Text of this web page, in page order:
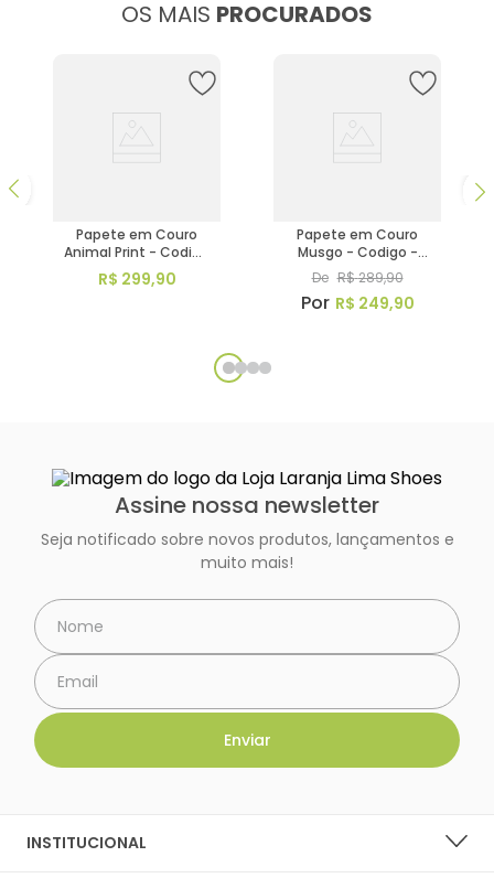
OS MAIS PROCURADOS
Papete em Couro
Animal Print - Codigo
- 156043
R$ 299,90
Papete em Couro
Musgo - Codigo -
156042
De R$289,90
R$ 249,90
Assine nossa newsletter
Seja notificado sobre novos produtos, lançamentos e
muito mais!
INSTITUCIONAL